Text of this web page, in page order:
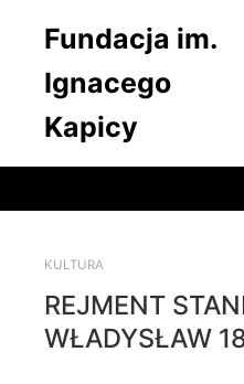
Fundacja im.
Ignacego
Kapicy
KULTURA
REJMENT
WŁADYSŁAW